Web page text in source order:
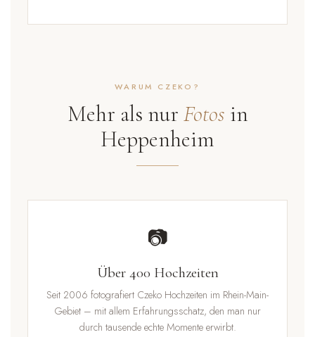
WARUM CZEKO?
Mehr als nur Fotos in
Heppenheim
📷
Über 400 Hochzeiten
Seit 2006 fotografiert Czeko Hochzeiten im Rhein-Main-
Gebiet – mit allem Erfahrungsschatz, den man nur
durch tausende echte Momente erwirbt.